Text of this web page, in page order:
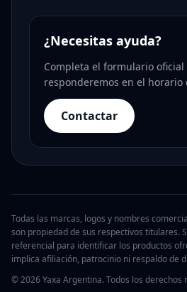
¿Necesitas ayuda?
Completa el formulario oficial
responderemos en el horario
Contactar
Todas las marcas, logos y nombres
son propiedad de sus respectivos titulares.
referencial para identificar los productos
implica afiliación, patrocinio ni respaldo de
© 2026 Yaxa Argentina. Todos los derechos